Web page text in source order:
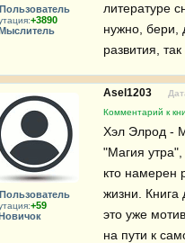
Пользователь
+3890
литературе
нужно, бери,
развития,
Пользователь
+59
Asel1203
Комментарий к
Хэл Элрод -
"Магия
кто намерен
жизни. Книга
это уже
на пути к